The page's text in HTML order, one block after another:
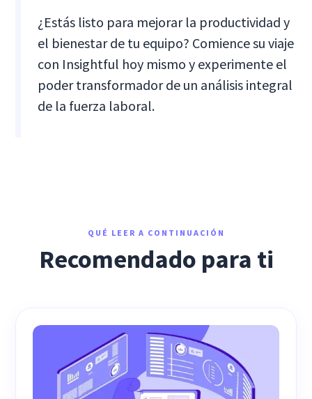
¿Estás listo para mejorar la productividad y
el bienestar de tu equipo? Comience su viaje
con Insightful hoy mismo y experimente el
poder transformador de un análisis integral
de la fuerza laboral.
QUÉ LEER A CONTINUACIÓN
Recomendado para ti